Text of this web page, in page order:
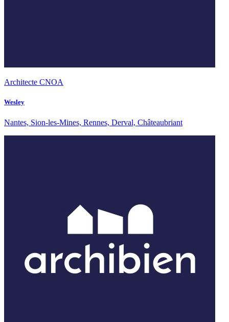
Architecte CNOA
Wesley
Nantes, Sion-les-Mines, Rennes, Derval, Châteaubriant